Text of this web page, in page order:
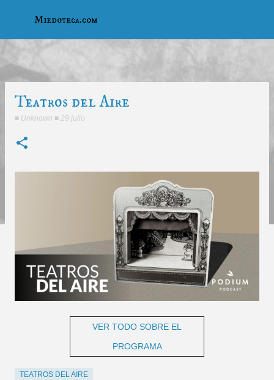
Miedoteca.com
Teatros del Aire
■ Unknown ■ 29 julio
VER TODO SOBRE EL
PROGRAMA
TEATROS DEL AIRE